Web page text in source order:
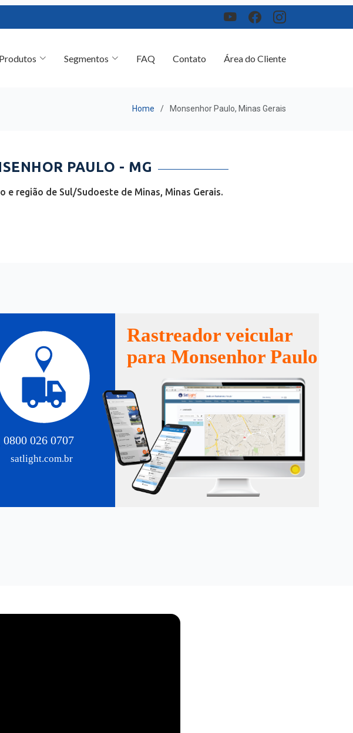
Área do Cliente
Home Monsenhor Paulo, Minas Gerais
PAULO - MG
região de Sul/Sudoeste de Minas, Minas Gerais.
satlight.com.br
0800 026 0707
Rastreador veicular
para Monsenhor Paulo